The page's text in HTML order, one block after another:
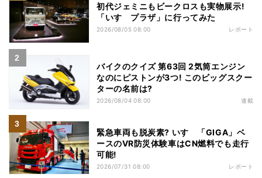
初代ジェミニもビークロスも実物展示!
「いすゞプラザ」に行ってみた
2026/08/05 08:00 レポート
バイクのクイズ 第63回 2気筒エンジン
なのにピストンが3つ! このビッグスクー
ターの名前は?
2026/08/04 08:00 連載
緊急車両も脱炭素? いすゞ「GIGA」ベ
ースのVR防災体験車はCN燃料でも走行
可能!
2026/07/31 08:00 レポート